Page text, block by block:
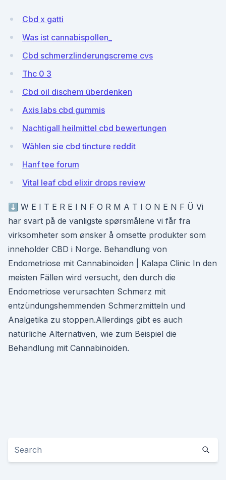
Cbd x gatti
Was ist cannabispollen_
Cbd schmerzlinderungscreme cvs
Thc 0 3
Cbd oil dischem überdenken
Axis labs cbd gummis
Nachtigall heilmittel cbd bewertungen
Wählen sie cbd tincture reddit
Hanf tee forum
Vital leaf cbd elixir drops review
⬇️ W E I T E R E I N F O R M A T I O N E N F Ü ​Vi
har svart på de vanligste spørsmålene vi får fra
virksomheter som ønsker å omsette produkter som
inneholder CBD i Norge. Behandlung von
Endometriose mit Cannabinoiden | Kalapa Clinic In den
meisten Fällen wird versucht, den durch die
Endometriose verursachten Schmerz mit
entzündungshemmenden Schmerzmitteln und
Analgetika zu stoppen.Allerdings gibt es auch
natürliche Alternativen, wie zum Beispiel die
Behandlung mit Cannabinoiden.